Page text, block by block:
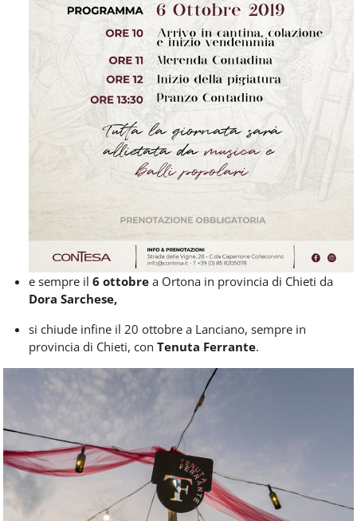
e sempre il 6 ottobre a Ortona in provincia di Chieti da
Dora Sarchese,
si chiude infine il 20 ottobre a Lanciano, sempre in
provincia di Chieti, con Tenuta Ferrante.